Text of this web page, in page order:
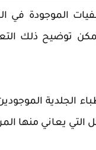
الموجودة في
توضيح ذلك
الجلدية
يعاني منها